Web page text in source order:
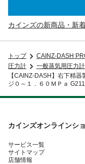
カインズの新商品・新
トップ CAINZ-DASH
圧力計
一般蒸気用圧力計
【CAINZ-DASH】右下精
ジ０～１．６０ＭＰａ
カインズオンラインシ
サービス一覧
サイトマップ
店舗情報